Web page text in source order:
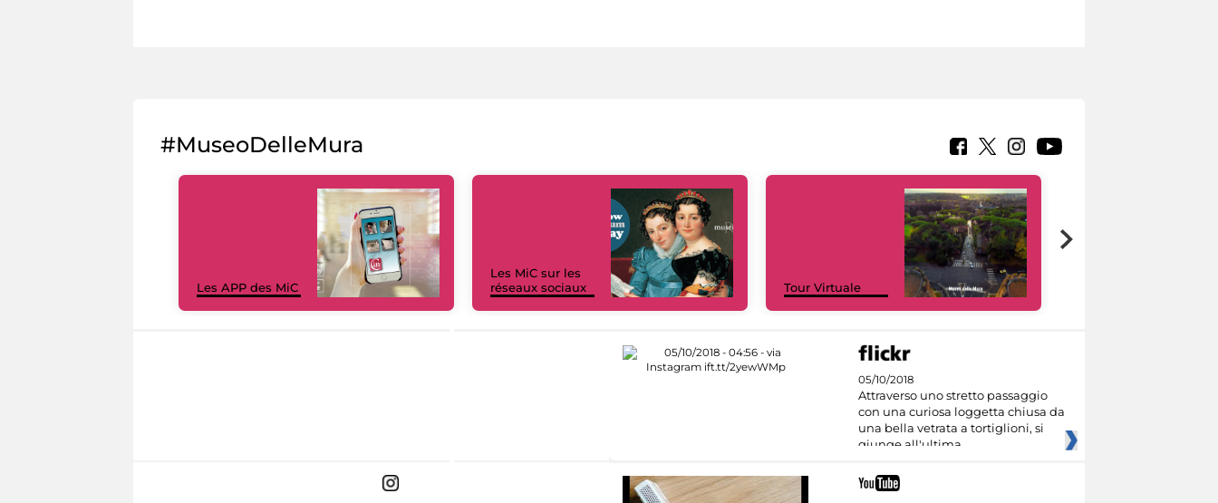
#MuseoDelleMura
Les APP des MiC
Les MiC sur les
réseaux sociaux
Tour Virtuale
05/10/2018
Attraverso uno stretto passaggio
con una curiosa loggetta chiusa da
una bella vetrata a tortiglioni, si
giunge all'ultima